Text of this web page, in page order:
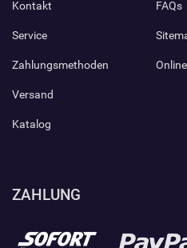
Kontakt
Service
Zahlungsmethoden
Versand
Katalog
FAQs
ZAHLUNG